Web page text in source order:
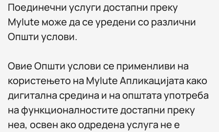
Поединечни услуги достапни преку
MyIute може да се уредени со различни
Општи услови.
Овие Општи услови се применливи на
користењето на MyIute Апликацијата како
дигитална средина и на општата употреба
на функционалностите достапни преку
неа, освен ако одредена услуга не е